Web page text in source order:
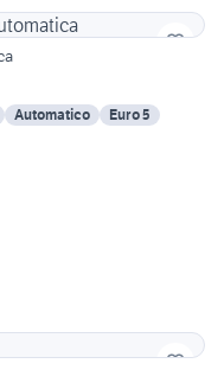
Automatico Euro 5